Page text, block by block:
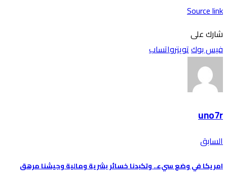
Source link
شارك على
فيس بوكتويترواتساب
uno7r
السابق
امريكا في وضع سيء.. وتكبدنا خسائر بشرية ومالية وجيشنا مرهق